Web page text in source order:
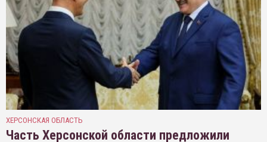
ХЕРСОНСКАЯ ОБЛАСТЬ
Часть Херсонской области предложили